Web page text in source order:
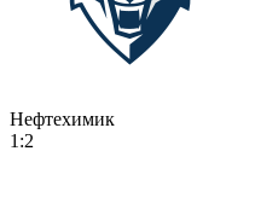
Нефтехимик
1:2